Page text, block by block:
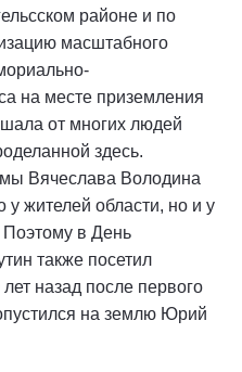
районе и по
масштабного
на месте приземления
от многих людей
здесь.
Вячеслава Володина
у жителей области, но и у
в День
также посетил
назад после первого
на землю Юрий